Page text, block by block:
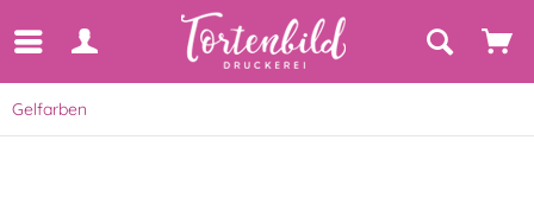
Gelfarben